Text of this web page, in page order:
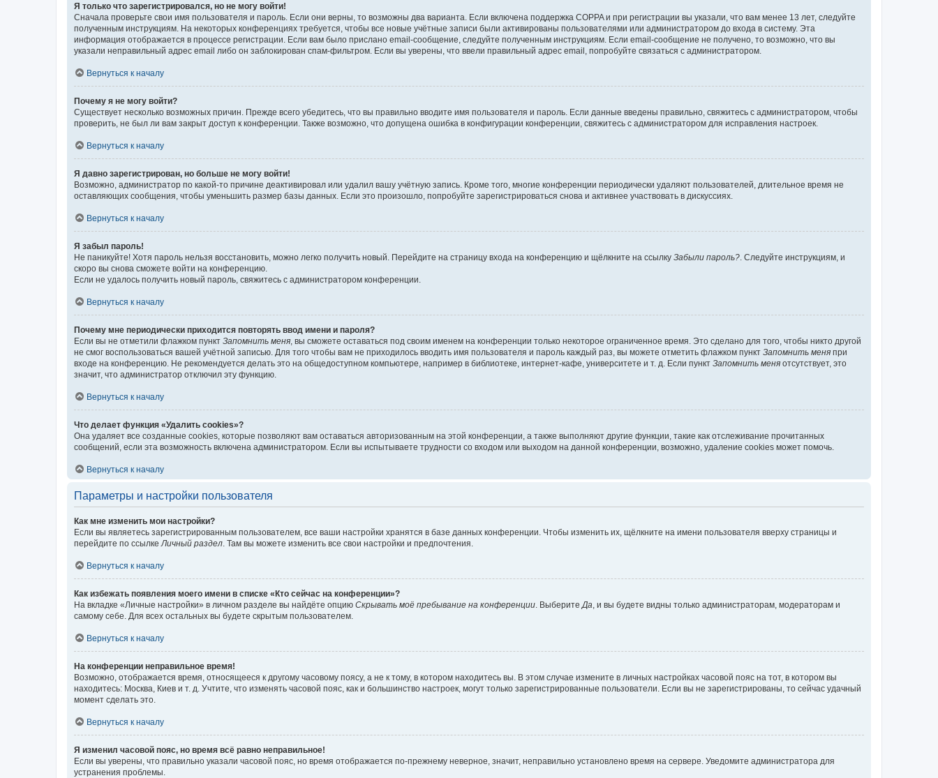
Я только что зарегистрировался, но не могу войти!
Сначала проверьте свои имя пользователя и пароль. Если они верны, то возможны два варианта. Если включена поддержка COPPA и при регистрации вы указали, что вам менее 13 лет, следуйте
полученным инструкциям. На некоторых конференциях требуется, чтобы все новые учётные записи были активированы пользователями или администратором до входа в систему. Эта
информация отображается в процессе регистрации. Если вам было прислано email-сообщение, следуйте полученным инструкциям. Если email-сообщение не получено, то возможно, что вы
указали неправильный адрес email либо он заблокирован спам-фильтром. Если вы уверены, что ввели правильный адрес email, попробуйте связаться с администратором.
Вернуться к началу
Почему я не могу войти?
Существует несколько возможных причин. Прежде всего убедитесь, что вы правильно вводите имя пользователя и пароль. Если данные введены правильно, свяжитесь с администратором, чтобы
проверить, не был ли вам закрыт доступ к конференции. Также возможно, что допущена ошибка в конфигурации конференции, свяжитесь с администратором для исправления настроек.
Вернуться к началу
Я давно зарегистрирован, но больше не могу войти!
Возможно, администратор по какой-то причине деактивировал или удалил вашу учётную запись. Кроме того, многие конференции периодически удаляют пользователей, длительное время не
оставляющих сообщения, чтобы уменьшить размер базы данных. Если это произошло, попробуйте зарегистрироваться снова и активнее участвовать в дискуссиях.
Вернуться к началу
Я забыл пароль!
Не паникуйте! Хотя пароль нельзя восстановить, можно легко получить новый. Перейдите на страницу входа на конференцию и щёлкните на ссылку Забыли пароль? . Следуйте инструкциям, и
скоро вы снова сможете войти на конференцию.
Если не удалось получить новый пароль, свяжитесь с администратором конференции.
Вернуться к началу
Почему мне периодически приходится повторять ввод имени и пароля?
Если вы не отметили флажком пункт Запомнить меня , вы сможете оставаться под своим именем на конференции только некоторое ограниченное время. Это сделано для того, чтобы никто другой
не смог воспользоваться вашей учётной записью. Для того чтобы вам не приходилось вводить имя пользователя и пароль каждый раз, вы можете отметить флажком пункт Запомнить меня при
входе на конференцию. Не рекомендуется делать это на общедоступном компьютере, например в библиотеке, интернет-кафе, университете и т. д. Если пункт Запомнить меня отсутствует, это
значит, что администратор отключил эту функцию.
Вернуться к началу
Что делает функция «Удалить cookies»?
Она удаляет все созданные cookies, которые позволяют вам оставаться авторизованным на этой конференции, а также выполняют другие функции, такие как отслеживание прочитанных
сообщений, если эта возможность включена администратором. Если вы испытываете трудности со входом или выходом на данной конференции, возможно, удаление cookies может помочь.
Вернуться к началу
Параметры и настройки пользователя
Как мне изменить мои настройки?
Если вы являетесь зарегистрированным пользователем, все ваши настройки хранятся в базе данных конференции. Чтобы изменить их, щёлкните на имени пользователя вверху страницы и
перейдите по ссылке Личный раздел . Там вы можете изменить все свои настройки и предпочтения.
Вернуться к началу
Как избежать появления моего имени в списке «Кто сейчас на конференции»?
На вкладке «Личные настройки» в личном разделе вы найдёте опцию Скрывать моё пребывание на конференции . Выберите Да , и вы будете видны только администраторам, модераторам и
самому себе. Для всех остальных вы будете скрытым пользователем.
Вернуться к началу
На конференции неправильное время!
Возможно, отображается время, относящееся к другому часовому поясу, а не к тому, в котором находитесь вы. В этом случае измените в личных настройках часовой пояс на тот, в котором вы
находитесь: Москва, Киев и т. д. Учтите, что изменять часовой пояс, как и большинство настроек, могут только зарегистрированные пользователи. Если вы не зарегистрированы, то сейчас удачный
момент сделать это.
Вернуться к началу
Я изменил часовой пояс, но время всё равно неправильное!
Если вы уверены, что правильно указали часовой пояс, но время отображается по-прежнему неверное, значит, неправильно установлено время на сервере. Уведомите администратора для
устранения проблемы.